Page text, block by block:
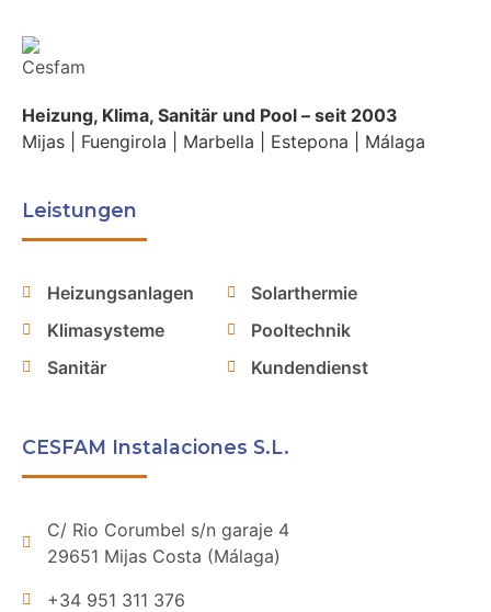
Heizung, Klima, Sanitär und Pool – seit 2003
Mijas | Fuengirola | Marbella | Estepona | Málaga
Leistungen
Heizungsanlagen
Klimasysteme
Sanitär
Solarthermie
Pooltechnik
Kundendienst
CESFAM Instalaciones S.L.
C/ Rio Corumbel s/n garaje 4
29651 Mijas Costa (Málaga)
+34 951 311 376